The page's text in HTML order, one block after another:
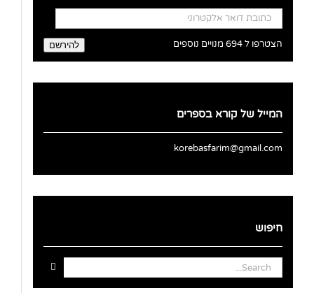
כתובת
דואר
אלקטרוני
להירשם הצטרפו ל 694 מנויים נוספים
המייל של קורא בספרים
korebasfarim@gmail.com
חיפוש
Search
for: